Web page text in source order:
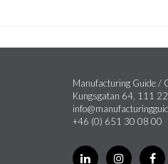
Manufacturing Guide /
Kungsgatan 64, 111
+46 (0) 651 30 08 00